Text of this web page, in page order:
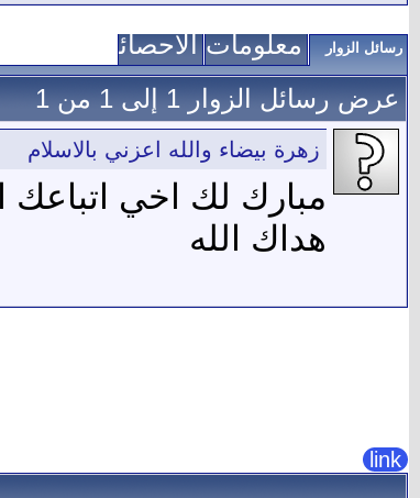
رسائل الزوار معلومات عنيالاحصائيات
عرض رسائل الزوار 1 إلى
1من1
زهرة بيضاء والله اعزني بالاسلام
مبارك لك اخي اتباعك
هداك الله
link